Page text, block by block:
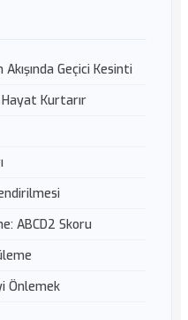
Geçici Kesinti
Hayat Kurtarır
ABCD2 Skoru
Önlemek